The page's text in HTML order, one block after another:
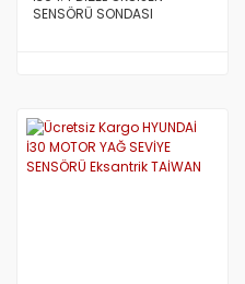
SENSÖRÜ SONDASI